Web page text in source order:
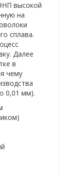
высокой
на
сплава.
Далее
в
чему
0,01 мм).